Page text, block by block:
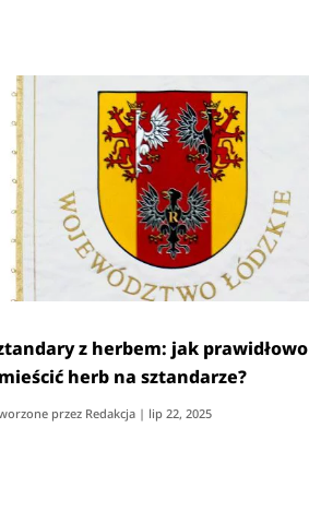
z herbem: jak prawidłowo
herb na sztandarze?
przez Redakcja| lip 22, 2025